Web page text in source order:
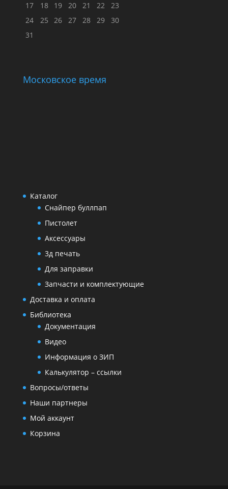
17
18 19 20 21 22
23
24
25 26 27 28 29
30
31
Московское время
Каталог
Снайпер буллпап
Пистолет
Аксессуары
3д печать
Для заправки
Запчасти и комплектующие
Доставка и оплата
Библиотека
Документация
Видео
Информация о ЗИП
Калькулятор – ссылки
Вопросы/ответы
Наши партнеры
Мой аккаунт
Корзина